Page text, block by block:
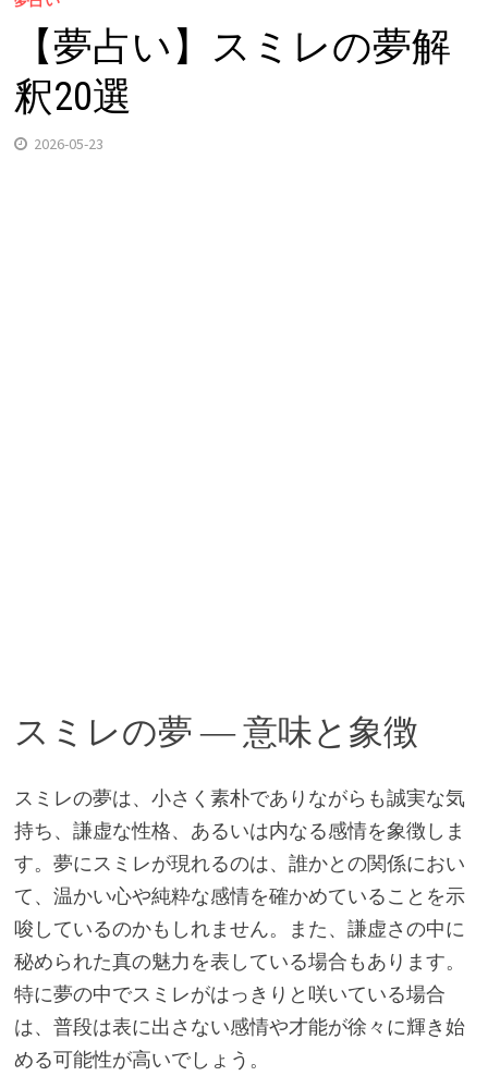
【夢占い】スミレの夢解
釈20選
2026-05-23
スミレの夢 ― 意味と象徴
スミレの夢は、小さく素朴でありながらも誠実な気
持ち、謙虚な性格、あるいは内なる感情を象徴しま
す。夢にスミレが現れるのは、誰かとの関係におい
て、温かい心や純粋な感情を確かめていることを示
唆しているのかもしれません。また、謙虚さの中に
秘められた真の魅力を表している場合もあります。
特に夢の中でスミレがはっきりと咲いている場合
は、普段は表に出さない感情や才能が徐々に輝き始
める可能性が高いでしょう。